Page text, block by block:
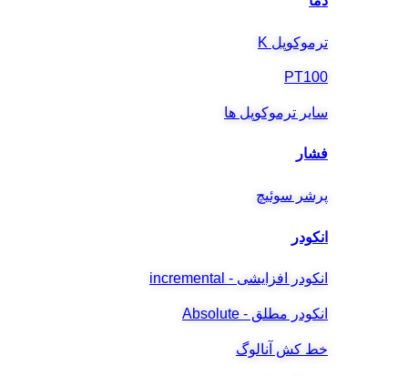
ترموکوپل K
PT100
سایر ترموکوپل ها
فشار
پرشر سوئیچ
انکودر
انکودر افزایشی - incremental
انکودر مطلق - Absolute
خط کش آنالوگ